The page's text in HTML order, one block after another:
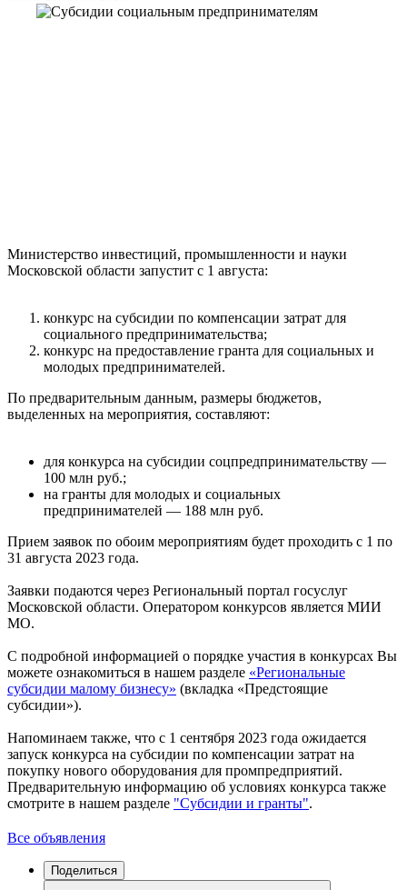
Министерство инвестиций, промышленности и науки
Московской области запустит с 1 августа:
конкурс на субсидии по компенсации затрат для
социального предпринимательства;
конкурс на предоставление гранта для социальных и
молодых предпринимателей.
По предварительным данным, размеры бюджетов,
выделенных на мероприятия, составляют:
для конкурса на субсидии соцпредпринимательству —
100 млн руб.;
на гранты для молодых и социальных
предпринимателей — 188 млн руб.
Прием заявок по обоим мероприятиям будет проходить с 1 по
31 августа 2023 года.
Заявки подаются через Региональный портал госуслуг
Московской области. Оператором конкурсов является МИИ
МО.
С подробной информацией о порядке участия в конкурсах Вы
можете ознакомиться в нашем разделе «Региональные
субсидии малому бизнесу» (вкладка «Предстоящие
субсидии»).
Напоминаем также, что с 1 сентября 2023 года ожидается
запуск конкурса на субсидии по компенсации затрат на
покупку нового оборудования для промпредприятий.
Предварительную информацию об условиях конкурса также
смотрите в нашем разделе "Субсидии и гранты".
Все объявления
Поделиться